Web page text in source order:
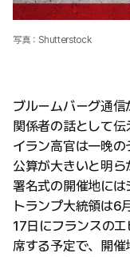
写真：Shutterstock
ブルームバーグ通信
関係者の話として伝
イラン高官は一晩
公算が大きいと明ら
署名式の開催地には
トランプ大統領は6
17日にフランスの
席する予定で、開催